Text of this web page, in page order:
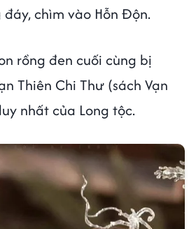
chìm vào Hỗn Độn.
rồng đen cuối cùng bị
Thiên Chi Thư (sách Vạn
nhất của Long tộc.